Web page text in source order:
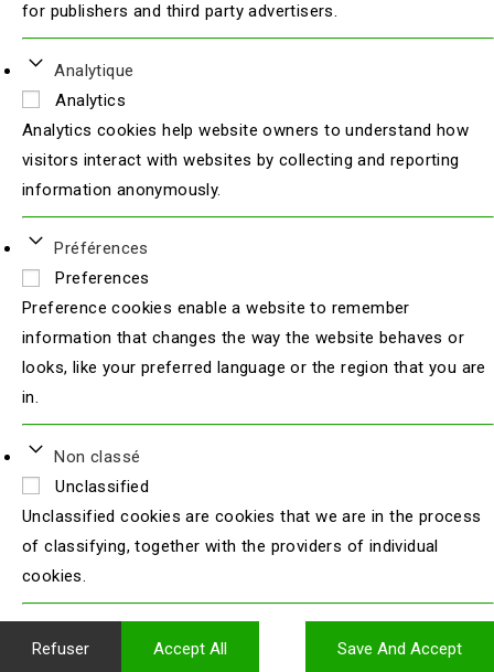
for publishers and third party advertisers.
Analytique
Analytics
Analytics cookies help website owners to understand how
visitors interact with websites by collecting and reporting
information anonymously.
Préférences
Preferences
Preference cookies enable a website to remember
information that changes the way the website behaves or
looks, like your preferred language or the region that you are
in.
Non classé
Unclassified
Unclassified cookies are cookies that we are in the process
of classifying, together with the providers of individual
cookies.
Refuser Accept All Save And Accept